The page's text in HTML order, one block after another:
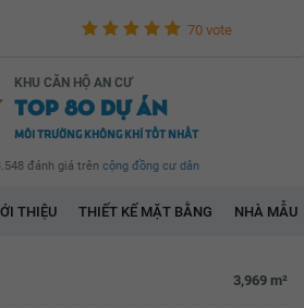
70 vote
KHU CĂN HỘ AN CƯ
TOP 80 DỰ ÁN
MÔI TRƯỜNG KHÔNG KHÍ TỐT NHẤT
đánh giá trên cộng đồng cư dân
THIỆU THIẾT KẾ MẶT BẰNG NHÀ MẪU
3,969 m²